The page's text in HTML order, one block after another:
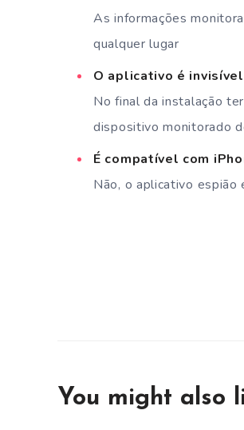
As informações
qualquer lugar
O aplicativo é invisível
No final da instalação
dispositivo monitorado
É compatível com
Não, o aplicativo
You might also